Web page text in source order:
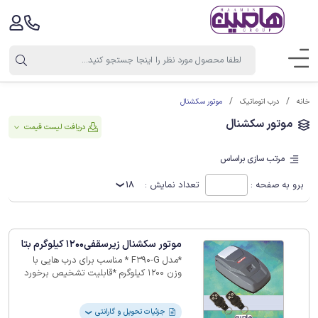
خانه درب اتوماتیک موتور سکشنال
موتور سکشنال دریافت لیست قیمت
مرتب سازی براساس
برو به صفحه : تعداد نمایش : 18
موتور سکشنال زیرسقفی1200 کیلوگرم بتا
*مدل F390-G * مناسب برای درب هایی با
وزن 1200 کیلوگرم *قابلیت تشخیص برخورد
*مجهز به صفحه نمایش دیجیتالی *دارای
جزئیات تحویل و گارانتی ❯